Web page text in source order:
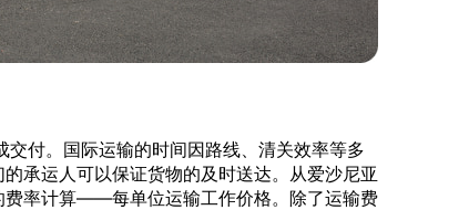
付。国际运输的时间因路线、清关效率等多
承运人可以保证货物的及时送达。从爱沙尼亚
费率计算——每单位运输工作价格。除了运输费